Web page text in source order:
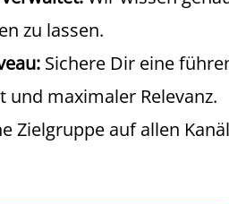
zu lassen.
Sichere Dir eine
maximaler Relevanz.
Zielgruppe auf allen